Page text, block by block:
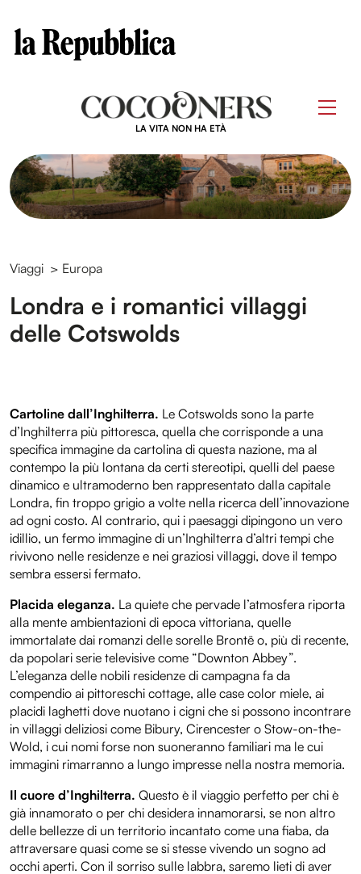
LA VITA NON HA ETÀ
Viaggi > Europa
Londra e i romantici villaggi
delle Cotswolds
Cartoline dall’Inghilterra. Le Cotswolds sono la parte
d’Inghilterra più pittoresca, quella che corrisponde a una
specifica immagine da cartolina di questa nazione, ma al
contempo la più lontana da certi stereotipi, quelli del paese
dinamico e ultramoderno ben rappresentato dalla capitale
Londra, fin troppo grigio a volte nella ricerca dell’innovazione
ad ogni costo. Al contrario, qui i paesaggi dipingono un vero
idillio, un fermo immagine di un’Inghilterra d’altri tempi che
rivivono nelle residenze e nei graziosi villaggi, dove il tempo
sembra essersi fermato.
Placida eleganza. La quiete che pervade l’atmosfera riporta
alla mente ambientazioni di epoca vittoriana, quelle
immortalate dai romanzi delle sorelle Brontë o, più di recente,
da popolari serie televisive come “Downton Abbey”.
L’eleganza delle nobili residenze di campagna fa da
compendio ai pittoreschi cottage, alle case color miele, ai
placidi laghetti dove nuotano i cigni che si possono incontrare
in villaggi deliziosi come Bibury, Cirencester o Stow-on-the-
Wold, i cui nomi forse non suoneranno familiari ma le cui
immagini rimarranno a lungo impresse nella nostra memoria.
Il cuore d’Inghilterra. Questo è il viaggio perfetto per chi è
già innamorato o per chi desidera innamorarsi, se non altro
delle bellezze di un territorio incantato come una fiaba, da
attraversare quasi come se si stesse vivendo un sogno ad
occhi aperti. Con il sorriso sulle labbra, saremo lieti di aver